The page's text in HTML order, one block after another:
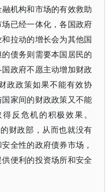
机构和市场的有效救助
已经一体化，各国政府
拉动的增长会为其他国
债务则需要本国居民的
政府不愿主动增加财政
政政策如果不能有效协
家间的财政政策又不能
反危机的积极效果。
财政部，从而也就没有
全性的政府债券市场，
便利的投资场所和安全